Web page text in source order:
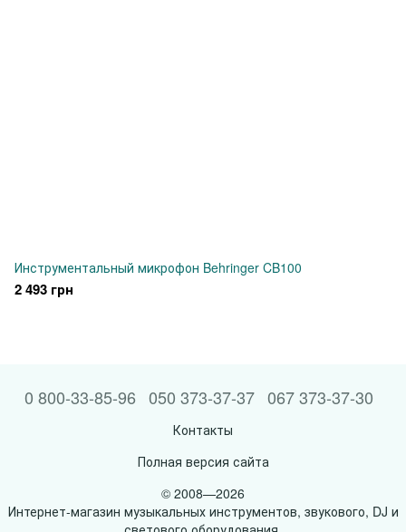
Инструментальный микрофон Behringer CB100
2 493 грн
0 800-33-85-96 050 373-37-37 067 373-37-30
Контакты
Полная версия сайта
© 2008—2026
Интернет-магазин музыкальных инструментов, звукового, DJ и